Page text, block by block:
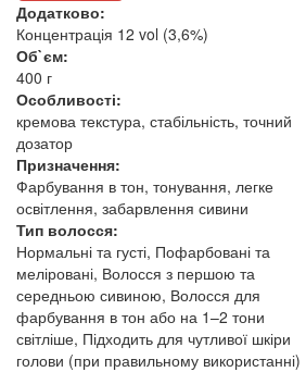
Додатково:
Концентрація 12 vol (3,6%)
Об`єм:
400 г
Особливості:
кремова текстура, стабільність, точний
дозатор
Призначення:
Фарбування в тон, тонування, легке
освітлення, забарвлення сивини
Тип волосся:
Нормальні та густі, Пофарбовані та
меліровані, Волосся з першою та
середньою сивиною, Волосся для
фарбування в тон або на 1–2 тони
світліше, Підходить для чутливої ​​шкіри
голови (при правильному використанні)